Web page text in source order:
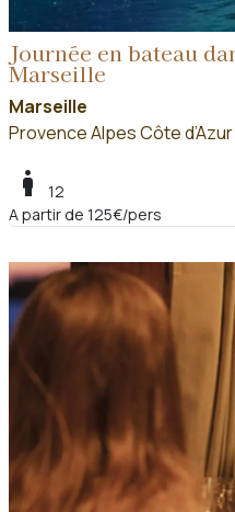
Journée en bateau
Marseille
Marseille
Provence Alpes Côte d’Azur
boy
12
A partir de 125€/pers